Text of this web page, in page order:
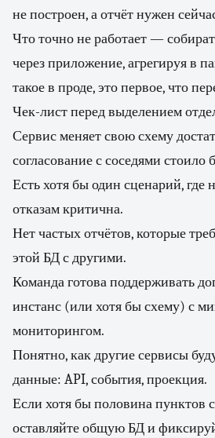
не построен, а отчёт нужен
Что точно не работает —
через приложение, агрегируя в
такое в проде, это первое, что
Чек-лист перед выделением
Сервис меняет свою схему
согласование с соседями стоило
Есть хотя бы один сценарий, где
отказам критична.
Нет частых отчётов, которые
этой БД с другими.
Команда готова поддерживать
инстанс (или хотя бы схему) с
мониторингом.
Понятно, как другие сервисы
данные: API, события, проекция.
Если хотя бы половина пунктов
оставляйте общую БД и